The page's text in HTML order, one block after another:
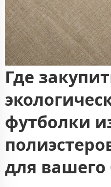
Где
футболки
для вашего